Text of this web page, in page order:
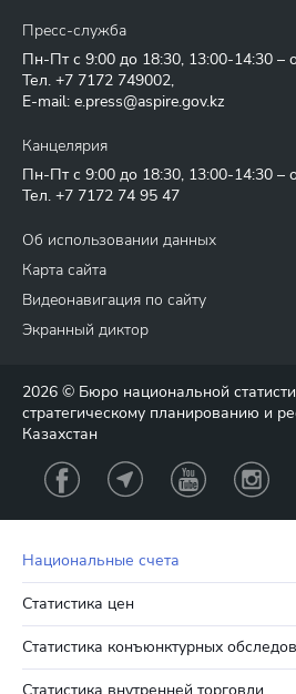
Национальные счета
Статистика цен
Статистика конъюнктурных
Статистика внутренней торговли
Пресс-служба
Пн-Пт с 9:00 до 18:30, 13:00-14:30 –
Тел. +7 7172 749002,
E-mail: e.press@aspire.gov.kz
Канцелярия
Пн-Пт с 9:00 до 18:30, 13:00-14:30 –
Тел. +7 7172 74 95 47
Об использовании данных
Карта сайта
Видеонавигация по сайту
Экранный диктор
2026 © Бюро национальной
стратегическому планированию и
Казахстан